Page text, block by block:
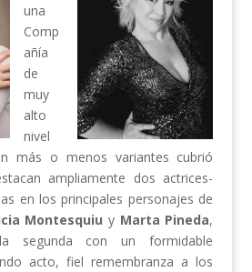
una
Comp
añía
de
muy
alto
nivel
más o menos variantes cubrió
ampliamente dos actrices-
en los principales personajes de
Montesquiuy Marta Pineda,
la segunda con un formidable
acto, fiel remembranza a los